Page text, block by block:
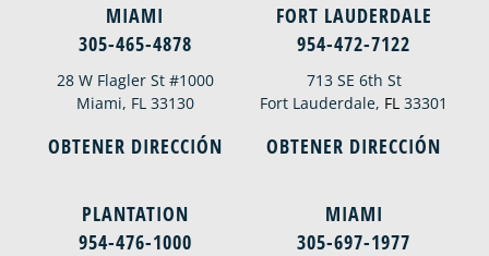
MIAMI
305-465-4878
28 W Flagler St #1000
Miami, FL 33130
OBTENER DIRECCIÓN
FORT LAUDERDALE
954-472-7122
713 SE 6th St
Fort Lauderdale, FL 33301
OBTENER DIRECCIÓN
PLANTATION
954-476-1000
MIAMI
305-697-1977